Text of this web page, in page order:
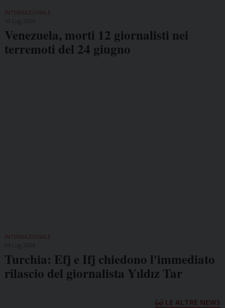
INTERNAZIONALE
Venezuela, morti 12 giornalisti nei
terremoti del 24 giugno
INTERNAZIONALE
Turchia: Efj e Ifj chiedono l'immediato
rilascio del giornalista Yıldız Tar
LE ALTRE NEWS